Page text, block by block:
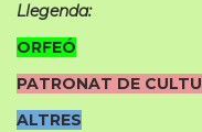
Llegenda:
ORFEÓ
PATRONAT DE
ALTRES